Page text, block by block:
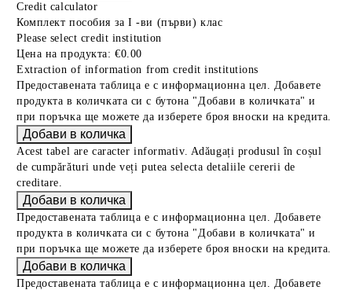
Credit calculator
Комплект пособия за I -ви (първи) клас
Please select credit institution
Цена на продукта: €0.00
Extraction of information from credit institutions
Предоставената таблица е с информационна цел. Добавете
продукта в количката си с бутона "Добави в количката" и
при поръчка ще можете да изберете броя вноски на кредита.
Acest tabel are caracter informativ. Adăugați produsul în coșul
de cumpărături unde veți putea selecta detaliile cererii de
creditare.
Предоставената таблица е с информационна цел. Добавете
продукта в количката си с бутона "Добави в количката" и
при поръчка ще можете да изберете броя вноски на кредита.
Предоставената таблица е с информационна цел. Добавете